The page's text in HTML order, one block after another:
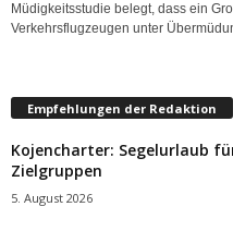
Müdigkeitsstudie belegt, dass ein
Verkehrsflugzeugen unter
Empfehlungen der Redaktion
Kojencharter: Segelurlaub
Zielgruppen
5. August 2026